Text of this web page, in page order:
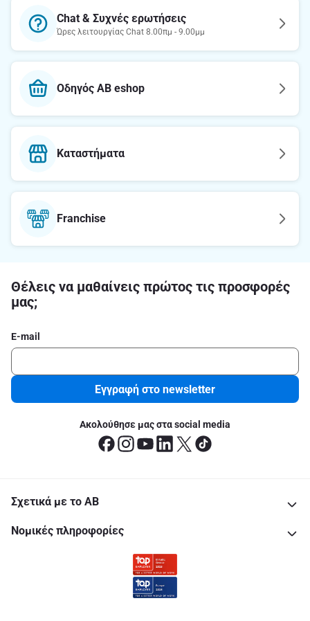
Chat & Συχνές ερωτήσεις
Ώρες λειτουργίας Chat 8.00πμ - 9.00μμ
Οδηγός AB eshop
Καταστήματα
Franchise
Θέλεις να μαθαίνεις πρώτος τις προσφορές
μας;
E-mail
Εγγραφή στο newsletter
Ακολούθησε μας στα social media
Σχετικά με το ΑΒ
Νομικές πληροφορίες